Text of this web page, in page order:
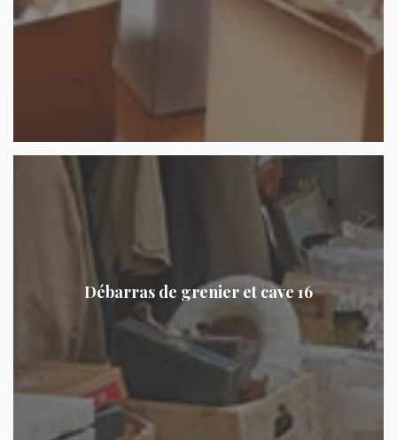
Débarras de grenier et cave 16